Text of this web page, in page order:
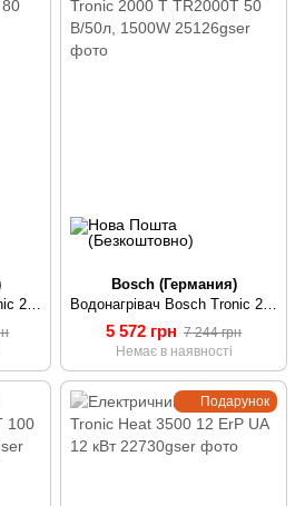
Bosch (Германия)
5 572 грн 7 244 грн
Немає в наявності
Подарунок